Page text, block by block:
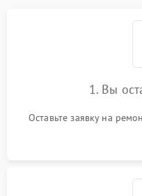
1. Вы
Оставьте заявку на